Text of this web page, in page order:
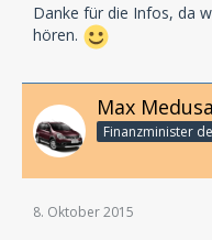
Danke für die Infos, da
hören.
Max Medusa
8. Oktober 2015